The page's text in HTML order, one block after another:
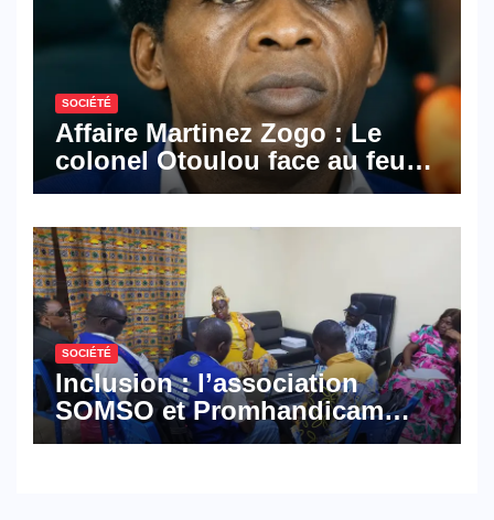
SOCIÉTÉ
Affaire Martinez Zogo : Le
colonel Otoulou face au feu
croisé des avocats de la
SOCIÉTÉ
Inclusion : l’association
SOMSO et Promhandicam
militent en faveur d’une